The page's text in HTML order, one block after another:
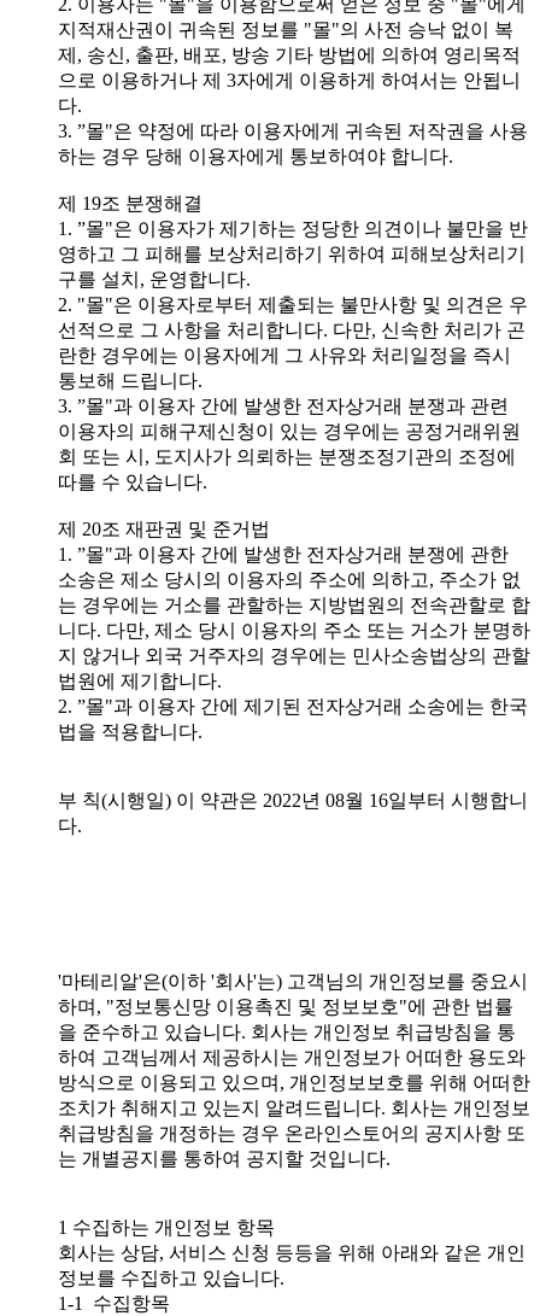
지적재산권이 귀속된 정보를 "몰"의 사전 승낙 없이 복
제, 송신, 출판, 배포, 방송 기타 방법에 의하여 영리목적
으로 이용하거나 제 3자에게 이용하게 하여서는 안됩니
다.
3. ”몰"은 약정에 따라 이용자에게 귀속된 저작권을 사용
하는 경우 당해 이용자에게 통보하여야 합니다.
제 19조 분쟁해결
1. ”몰"은 이용자가 제기하는 정당한 의견이나 불만을 반
영하고 그 피해를 보상처리하기 위하여 피해보상처리기
구를 설치, 운영합니다.
2. "몰"은 이용자로부터 제출되는 불만사항 및 의견은 우
선적으로 그 사항을 처리합니다. 다만, 신속한 처리가 곤
란한 경우에는 이용자에게 그 사유와 처리일정을 즉시
통보해 드립니다.
3. ”몰"과 이용자 간에 발생한 전자상거래 분쟁과 관련
이용자의 피해구제신청이 있는 경우에는 공정거래위원
회 또는 시, 도지사가 의뢰하는 분쟁조정기관의 조정에
따를 수 있습니다.
제 20조 재판권 및 준거법
1. ”몰"과 이용자 간에 발생한 전자상거래 분쟁에 관한
소송은 제소 당시의 이용자의 주소에 의하고, 주소가 없
는 경우에는 거소를 관할하는 지방법원의 전속관할로 합
니다. 다만, 제소 당시 이용자의 주소 또는 거소가 분명하
지 않거나 외국 거주자의 경우에는 민사소송법상의 관할
법원에 제기합니다.
2. ”몰"과 이용자 간에 제기된 전자상거래 소송에는 한국
법을 적용합니다.
부 칙(시행일) 이 약관은 2022년 08월 16일부터 시행합니
다.
'마테리알'은(이하 '회사'는) 고객님의 개인정보를 중요시
하며, "정보통신망 이용촉진 및 정보보호"에 관한 법률
을 준수하고 있습니다. 회사는 개인정보 취급방침을 통
하여 고객님께서 제공하시는 개인정보가 어떠한 용도와
방식으로 이용되고 있으며, 개인정보보호를 위해 어떠한
조치가 취해지고 있는지 알려드립니다. 회사는 개인정보
취급방침을 개정하는 경우 온라인스토어의 공지사항 또
는 개별공지를 통하여 공지할 것입니다.
1 수집하는 개인정보 항목
회사는 상담, 서비스 신청 등등을 위해 아래와 같은 개인
정보를 수집하고 있습니다.
1-1 수집항목